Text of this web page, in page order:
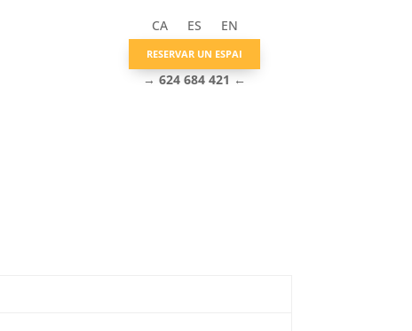
CA ES EN
RESERVAR UN ESPAI
→624 684 421 ←